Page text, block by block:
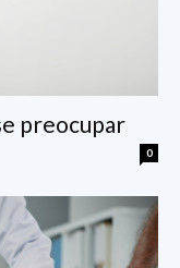
preocupar
0